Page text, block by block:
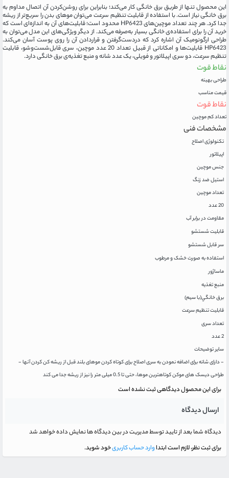
این محصول تنها از طریق برق خانگی کار می‌کند؛ بنابراین برای روشن‌کردن آن اتصال مداوم به
برق خانگی نیاز است. با استفاده از قابلیت تنظیم سرعت می‌توان موهای بدن را سریع‌تر از ریشه
جدا کرد. هر چند تعداد موچین‌های HP6423 محدود است؛ قابلیت‌های آن به اندازه‌ای است که
خرید آن را برای استفاده‌ی خانگی بسیار به‌صرفه می‌کند. از دیگر ویژگی‌های این مدل می‌توان به
طراحی ارگونومیک آن اشاره کرد که دردست‌گرفتن و قراردادن آن را روی پوست آسان می‌کند.
HP6423 قابلیت‌ها و امکاناتی از قبیل تعداد 20 عدد موچین، سری قابل‌شست‌وشو، قابلیت
تنظیم سرعت، دو سری اپیلاتور و فویلی، یک عدد شانه و منبع تغذیه‌ی برق خانگی دارد.
نقاط قوت
طراحی بهینه
قیمت مناسب
نقاط قوت
تعداد کم موچين‌
مشخصات فنی
تکنولوژی اصلاح
اپیلاتور
جنس موچین
استيل ضد زنگ
تعداد موچین
20 عدد
مقاومت در برابر آب
قابلیت شستشو
سر قابل شستشو
استفاده به صورت خشک و مرطوب
ماساژور
منبع تغذیه
برق خانگي(با سيم)
قابلیت تنظیم سرعت
تعداد سری
2 عدد
سایر توضیحات
- دارای شانه برای اضافه نمودن به سری اصلاح برای کوتاه کردن موهای بلند قبل از ریشه کن کردن آنها -
طراحی دیسک های موکن کوتاهترین موها، حتی تا 0.5 میلی متر را نیز از ریشه جدا می کند
برای این محصول دیدگاهی ثبت نشده است
ارسال دیدگاه
دیدگاه شما بعد از تایید توسط مدیریت در بین دیدگاه ها نمایش داده خواهد شد
برای ثبت نظر، لازم است ابتداوارد حساب کاربریخود شوید.